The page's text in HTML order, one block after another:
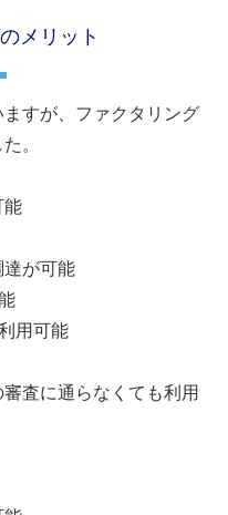
メリット
すが、ファクタリング
。
能
達が可能
用可能
査に通らなくても利用